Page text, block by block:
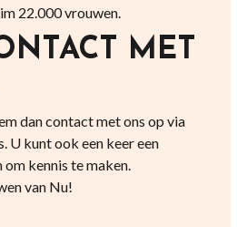
22.000 vrouwen.
MET
dan contact met ons op via
U kunt ook een keer een
kennis te maken.
van Nu!